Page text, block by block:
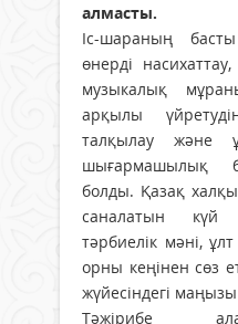
алмасты.
Іс-шараның
өнерді
музыкалық
арқылы
талқылау және
шығармашылық
болды. Қазақ
саналатын күй
тәрбиелік мәні,
орны кеңінен сөз
жүйесіндегі
Тәжірибе